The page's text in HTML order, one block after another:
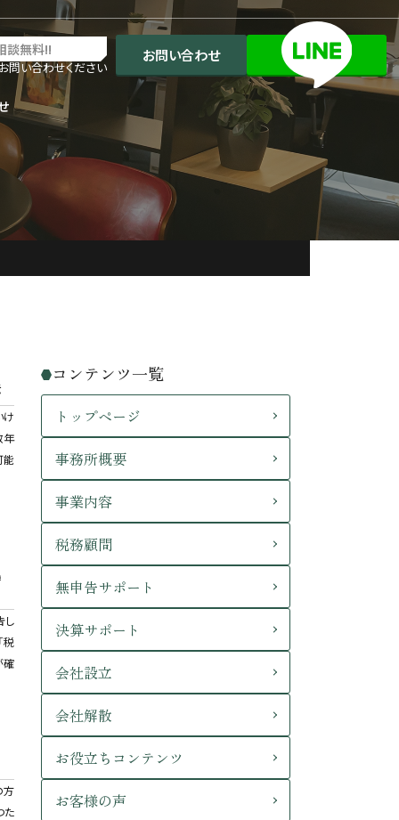
談無料!!
問い合わせください
お問い合わせ
け
年
能
し
税
確
方
た
コンテンツ一覧
トップページ
事務所概要
事業内容
税務顧問
無申告サポート
決算サポート
会社設立
会社解散
お役立ちコンテンツ
お客様の声